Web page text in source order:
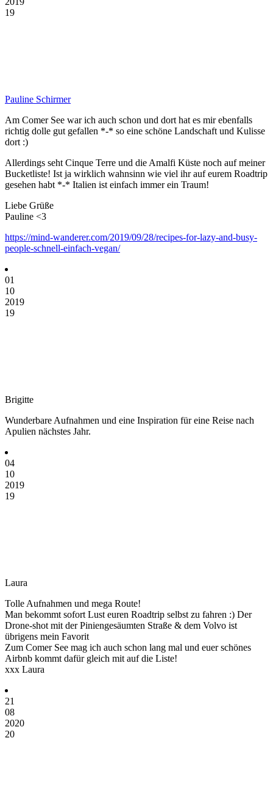
19
Pauline Schirmer
Am Comer See war ich auch schon und dort hat es mir ebenfalls
richtig dolle gut gefallen *-* so eine schöne Landschaft und Kulisse
dort :)
Allerdings seht Cinque Terre und die Amalfi Küste noch auf meiner
Bucketliste! Ist ja wirklich wahnsinn wie viel ihr auf eurem Roadtrip
gesehen habt *-* Italien ist einfach immer ein Traum!
Liebe Grüße
Pauline <3
https://mind-wanderer.com/2019/09/28/recipes-for-lazy-and-busy-
people-schnell-einfach-vegan/
01
10
2019
19
Brigitte
Wunderbare Aufnahmen und eine Inspiration für eine Reise nach
Apulien nächstes Jahr.
04
10
2019
19
Laura
Tolle Aufnahmen und mega Route!
Man bekommt sofort Lust euren Roadtrip selbst zu fahren :) Der
Drone-shot mit der Piniengesäumten Straße & dem Volvo ist
übrigens mein Favorit
Zum Comer See mag ich auch schon lang mal und euer schönes
Airbnb kommt dafür gleich mit auf die Liste!
xxx Laura
21
08
2020
20